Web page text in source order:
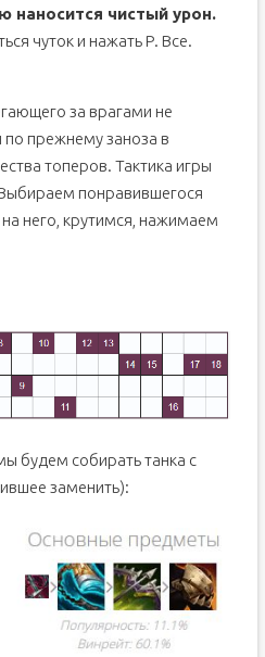
наносится чистый урон.
чуток и нажать Р. Все.
за врагами не
прежнему заноза в
топеров. Тактика игры
понравившегося
него, крутимся, нажимаем
будем собирать танка с
заменить):